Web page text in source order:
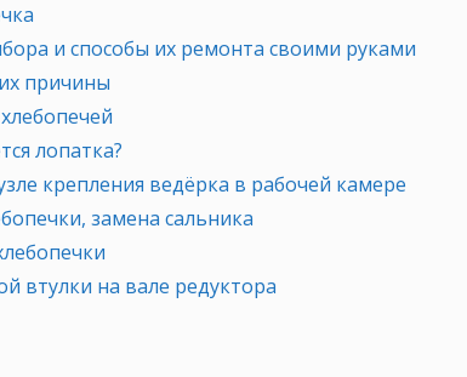
и способы их ремонта своими руками
причины
лопатка?
крепления ведёрка в рабочей камере
замена сальника
втулки на вале редуктора